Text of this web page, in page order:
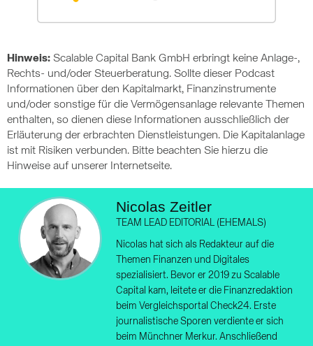
Hinweis: Scalable Capital Bank GmbH erbringt keine Anlage-,
Rechts- und/oder Steuerberatung. Sollte dieser Podcast
Informationen über den Kapitalmarkt, Finanzinstrumente
und/oder sonstige für die Vermögensanlage relevante Themen
enthalten, so dienen diese Informationen ausschließlich der
Erläuterung der erbrachten Dienstleistungen. Die Kapitalanlage
ist mit Risiken verbunden. Bitte beachten Sie hierzu die
Hinweise auf unserer Internetseite.
Nicolas Zeitler
TEAM LEAD EDITORIAL (EHEMALS)
Nicolas hat sich als Redakteur auf die
Themen Finanzen und Digitales
spezialisiert. Bevor er 2019 zu Scalable
Capital kam, leitete er die Finanzredaktion
beim Vergleichsportal Check24. Erste
journalistische Sporen verdiente er sich
beim Münchner Merkur. Anschließend